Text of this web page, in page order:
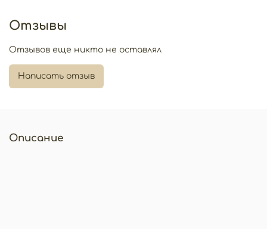
Отзывы
Отзывов еще никто не оставлял
Написать отзыв
Описание